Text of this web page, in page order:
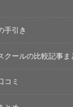
手引き
クールの比較記事ま
コミ